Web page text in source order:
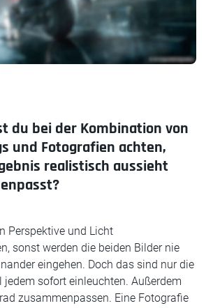
du bei der Kombination von
und Fotografien achten,
realistisch aussieht
Perspektive und Licht
sonst werden die beiden Bilder nie
eingehen. Doch das sind nur die
jedem sofort einleuchten. Außerdem
zusammenpassen. Eine Fotografie